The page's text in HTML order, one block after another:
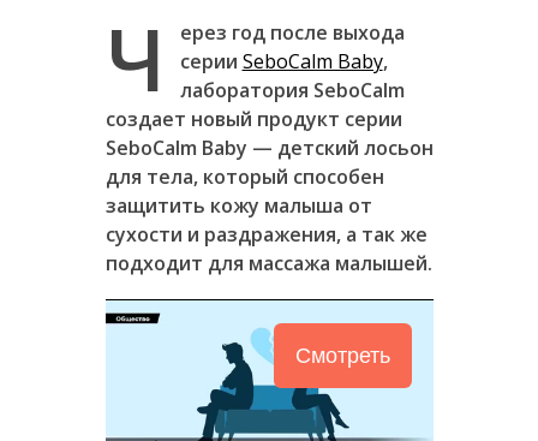
Ч
ерез год после выхода
серии SeboCalm Baby,
лаборатория SeboCalm
создает новый продукт серии
SeboCalm Baby — детский лосьон
для тела, который способен
защитить кожу малыша от
сухости и раздражения, а так же
подходит для массажа малышей.
Смотреть